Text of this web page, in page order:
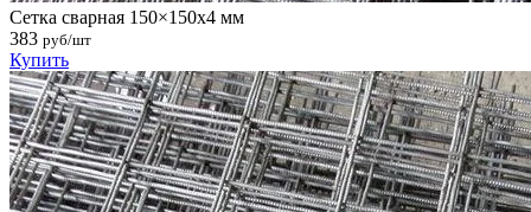
Сетка сварная 150×150х4 мм
383 руб/шт
Купить